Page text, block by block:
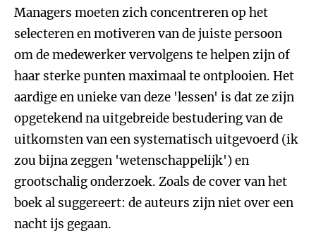
Managers moeten zich concentreren op het
selecteren en motiveren van de juiste persoon
om de medewerker vervolgens te helpen zijn of
haar sterke punten maximaal te ontplooien. Het
aardige en unieke van deze 'lessen' is dat ze zijn
opgetekend na uitgebreide bestudering van de
uitkomsten van een systematisch uitgevoerd (ik
zou bijna zeggen 'wetenschappelijk') en
grootschalig onderzoek. Zoals de cover van het
boek al suggereert: de auteurs zijn niet over een
nacht ijs gegaan.